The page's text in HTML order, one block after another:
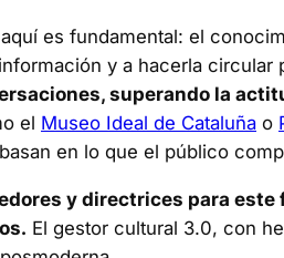
es fundamental: el
y a hacerla circular
superando la
el Museo Ideal de Cataluña o
en lo que el público
y directrices para
El gestor cultural 3.0, con